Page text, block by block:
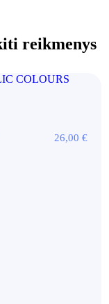
reikmenys
26,00 €